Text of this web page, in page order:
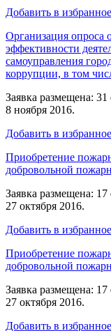
Добавить в избранное
Организация опроса
эффективности
самоуправления
коррупции, в том
Заявка размещена:
8 ноября 2016.
Добавить в избранное
Приобретение
добровольной
Заявка размещена:
27 октября 2016.
Добавить в избранное
Приобретение
добровольной
Заявка размещена:
27 октября 2016.
Добавить в избранное